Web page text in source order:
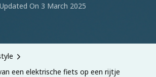
Updated On 3 March 2025
een elektrische fiets op een rijtje